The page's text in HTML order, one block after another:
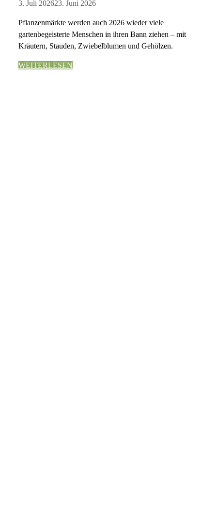
3. Juli 202623. Juni 2026
Pflanzenmärkte werden auch 2026 wieder viele
gartenbegeisterte Menschen in ihren Bann ziehen – mit
Kräutern, Stauden, Zwiebelblumen und Gehölzen.
WEITERLESEN